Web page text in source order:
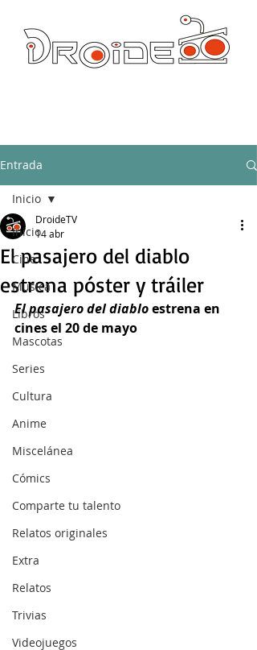
Entrada
Inicio
Cine
Música
Libros
Mascotas
Series
Cultura
Anime
Miscelánea
Cómics
Comparte tu talento
Relatos originales
Extra
Relatos
Trivias
Videojuegos
Inicio
El pasajero del diablo
estrena póster y tráiler
DroideTV
14 abr
El pasajero del diablo estrena en
cines el 20 de mayo